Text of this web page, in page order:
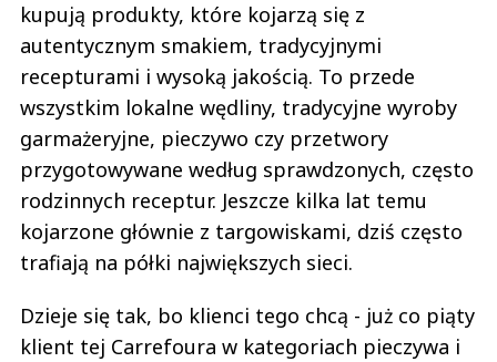
kupują produkty, które kojarzą się z
autentycznym smakiem, tradycyjnymi
recepturami i wysoką jakością. To przede
wszystkim lokalne wędliny, tradycyjne wyroby
garmażeryjne, pieczywo czy przetwory
przygotowywane według sprawdzonych, często
rodzinnych receptur. Jeszcze kilka lat temu
kojarzone głównie z targowiskami, dziś często
trafiają na półki największych sieci.
Dzieje się tak, bo klienci tego chcą - już co piąty
klient tej Carrefoura w kategoriach pieczywa i